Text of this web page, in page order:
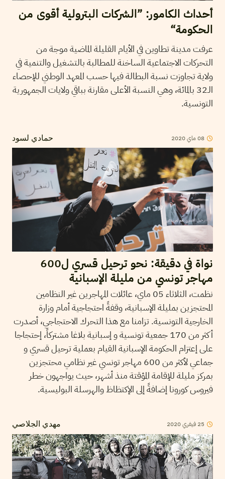
أحداث الكامور: ”الشركات البترولية أقوى من
الحكومة“
عرفت مدينة تطاوين في الأيام القليلة الماضية موجة من
التحركات الاجتماعية الساخنة للمطالبة بالتشغيل والتنمية في
ولاية تجاوزت نسبة البطالة فيها حسب المعهد الوطني للإحصاء
الـ32 بالمائة، وهي النسبة الأعلى مقارنة بباقي ولايات الجمهورية
التونسية.
حمادي لسود 08ماي2020
نواة في دقيقة: نحو ترحيل قسري ل600
مهاجر تونسي من مليلة الإسبانية
نظمت، الثلاثاء 05 ماي، عائلات المهاجرين غير النظامين
المحتجزين بمليلة الإسبانية، وقفةً احتجاجية أمام وزارة
الخارجية التونسية. تزامنا مع هذا التحرك الاحتجاجي، أصدرت
أكثر من 170 جمعية تونسية و إسبانية بلاغا مشتركاً، إحتجاجا
على إعتزام الحكومة الإسبانية القيام بعملية ترحيل قسري و
جماعي لأكثر من 600 مهاجر تونسي غير نظامي محتجزين
بمركز مليلة للإقامة المؤقتة منذ أشهر، حيث يواجهون خطر
فيروس كورونا إضافةً إلى الإكتظاظ والهرسلة البوليسية.
مهدي الجلاصي 25 فيفري2020